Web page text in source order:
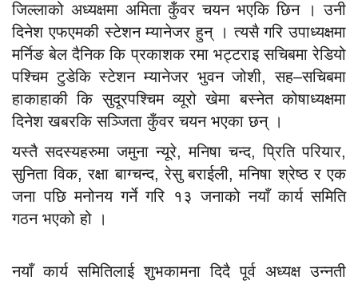
जिल्लाको अध्यक्षमा अमिता कुँवर चयन भएकि छिन । उनी
दिनेश एफएमकी स्टेशन म्यानेजर हुन् । त्यसै गरि उपाध्यक्षमा
मर्निङ बेल दैनिक कि प्रकाशक रमा भट्टराइ सचिबमा रेडियो
पश्चिम टुडेकि स्टेशन म्यानेजर भुवन जोशी, सह–सचिबमा
हाकाहाकी कि सुदूरपश्चिम व्यूरो खेमा बस्नेत कोषाध्यक्षमा
दिनेश खबरकि सञ्जिता कुँवर चयन भएका छन् ।
यस्तै सदस्यहरुमा जमुना न्यूरे, मनिषा चन्द, प्रिति परियार,
सुनिता विक, रक्षा बाग्चन्द, रेसु बराईली, मनिषा श्रेष्ठ र एक
जना पछि मनोनय गर्ने गरि १३ जनाको नयाँ कार्य समिति
गठन भएको हो ।
नयाँ कार्य समितिलाई शुभकामना दिदै पूर्व अध्यक्ष उन्नती